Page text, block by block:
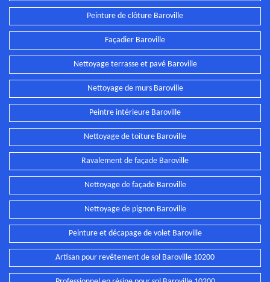
Peinture de clôture Baroville
Façadier Baroville
Nettoyage terrasse et pavé Baroville
Nettoyage de murs Baroville
Peintre intérieure Baroville
Nettoyage de toiture Baroville
Ravalement de façade Baroville
Nettoyage de façade Baroville
Nettoyage de pignon Baroville
Peinture et décapage de volet Baroville
Artisan pour revêtement de sol Baroville 10200